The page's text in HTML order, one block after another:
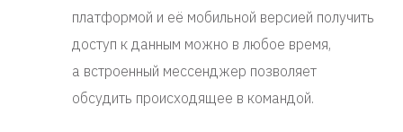
платформой и её мобильной версией получить
доступ к данным можно в любое время,
а встроенный мессенджер позволяет
обсудить происходящее в командой.